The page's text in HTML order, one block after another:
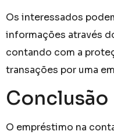
Os interessados
informações através
contando com a
transações por uma
Conclusão
O empréstimo na